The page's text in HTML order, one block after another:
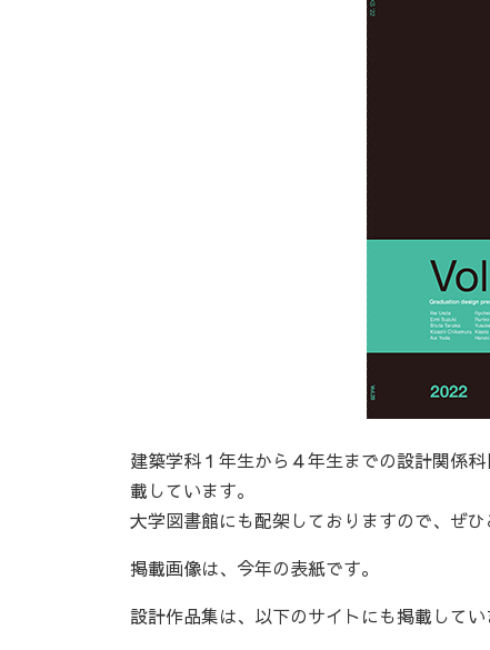
建築学科１年生から４年生までの設計関係
載しています。
大学図書館にも配架しておりますので、ぜ
掲載画像は、今年の表紙です。
設計作品集は、以下のサイトにも掲載してい